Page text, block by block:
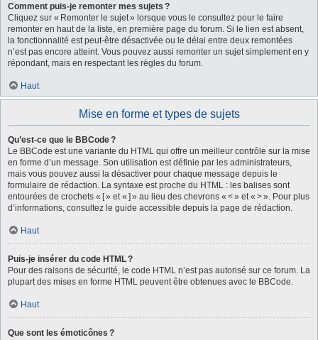
Comment puis-je remonter mes sujets ?
Cliquez sur « Remonter le sujet » lorsque vous le consultez pour le faire
remonter en haut de la liste, en première page du forum. Si le lien est absent,
la fonctionnalité est peut-être désactivée ou le délai entre deux remontées
n’est pas encore atteint. Vous pouvez aussi remonter un sujet simplement en y
répondant, mais en respectant les règles du forum.
Haut
Mise en forme et types de sujets
Qu’est-ce que le BBCode ?
Le BBCode est une variante du HTML qui offre un meilleur contrôle sur la mise
en forme d’un message. Son utilisation est définie par les administrateurs,
mais vous pouvez aussi la désactiver pour chaque message depuis le
formulaire de rédaction. La syntaxe est proche du HTML : les balises sont
entourées de crochets « [ » et « ] » au lieu des chevrons « < » et « > ». Pour plus
d’informations, consultez le guide accessible depuis la page de rédaction.
Haut
Puis-je insérer du code HTML ?
Pour des raisons de sécurité, le code HTML n’est pas autorisé sur ce forum. La
plupart des mises en forme HTML peuvent être obtenues avec le BBCode.
Haut
Que sont les émoticônes ?